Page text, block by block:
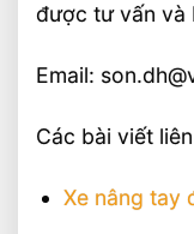
được tư vấn và
Email:
Các bài viết
Xe nâng tay